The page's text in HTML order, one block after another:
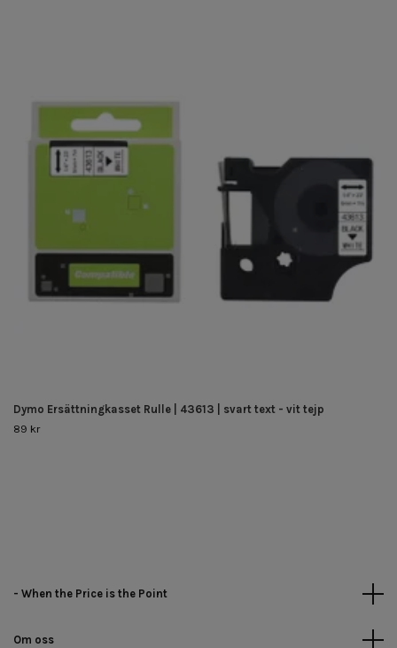
Dymo Ersättningkasset Rulle | 43613 | svart text - vit tejp
89 kr
- When the Price is the Point
Om oss